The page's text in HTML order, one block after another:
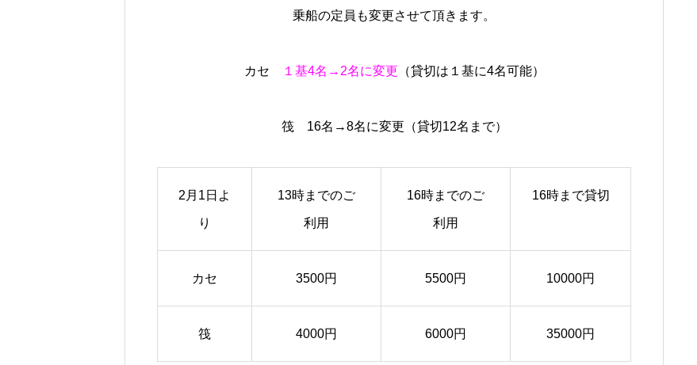
乗船の定員も変更させて頂きます。
カセ １基4名→2名に変更 （貸切は１基に4名可能）
筏 16名→8名に変更（貸切12名まで）
2月1日よ
り
13時までのご
利用
16時までのご
利用
16時まで貸切
カセ 3500円 5500円 10000円
筏 4000円 6000円 35000円